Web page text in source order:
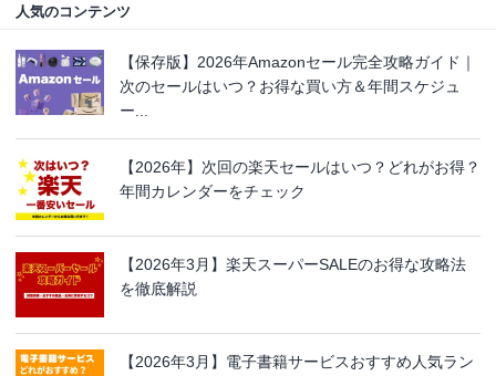
人気のコンテンツ
【保存版】2026年Amazonセール完全攻略ガイド｜
次のセールはいつ？お得な買い方＆年間スケジュ
ー...
【2026年】次回の楽天セールはいつ？どれがお得？
年間カレンダーをチェック
【2026年3月】楽天スーパーSALEのお得な攻略法
を徹底解説
【2026年3月】電子書籍サービスおすすめ人気ラン